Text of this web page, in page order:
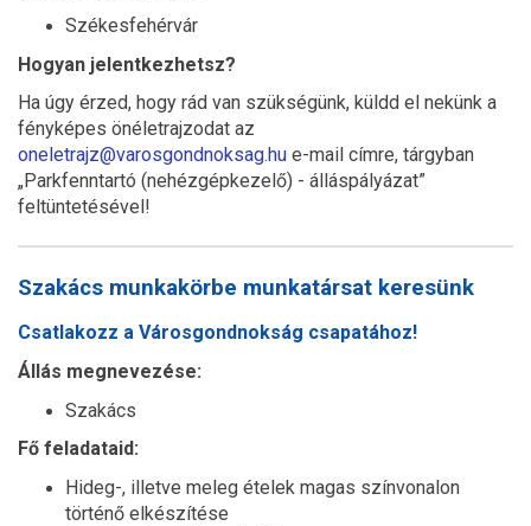
Székesfehérvár
Hogyan jelentkezhetsz?
Ha úgy érzed, hogy rád van szükségünk, küldd el nekünk a
fényképes önéletrajzodat az
oneletrajz@varosgondnoksag.hu e-mail címre, tárgyban
„Parkfenntartó (nehézgépkezelő) - álláspályázat”
feltüntetésével!
Szakács munkakörbe munkatársat keresünk
Csatlakozz a Városgondnokság csapatához!
Állás megnevezése:
Szakács
Fő feladataid:
Hideg-, illetve meleg ételek magas színvonalon
történő elkészítése